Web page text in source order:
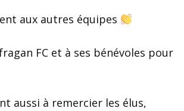
aux autres équipes
FC et à ses bénévoles pour
aussi à remercier les élus,